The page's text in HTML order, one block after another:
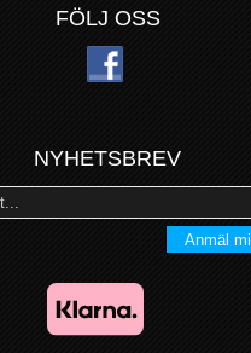
FÖLJ OSS
NYHETSBREV
Anmäl